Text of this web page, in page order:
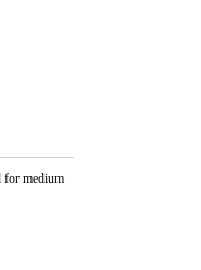
for medium